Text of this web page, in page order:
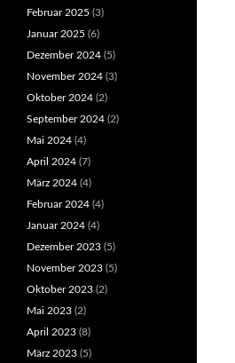
Februar 2025 (3)
Januar 2025 (6)
Dezember 2024 (5)
November 2024 (3)
Oktober 2024 (2)
September 2024 (2)
Mai 2024 (4)
April 2024 (7)
März 2024 (4)
Februar 2024 (4)
Januar 2024 (4)
Dezember 2023 (5)
November 2023 (5)
Oktober 2023 (2)
Mai 2023 (2)
April 2023 (8)
März 2023 (5)